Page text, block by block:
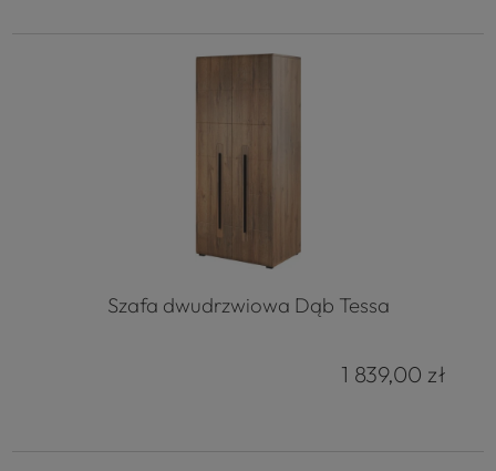
Szafa dwudrzwiowa Dąb Tessa
1 839,00 zł